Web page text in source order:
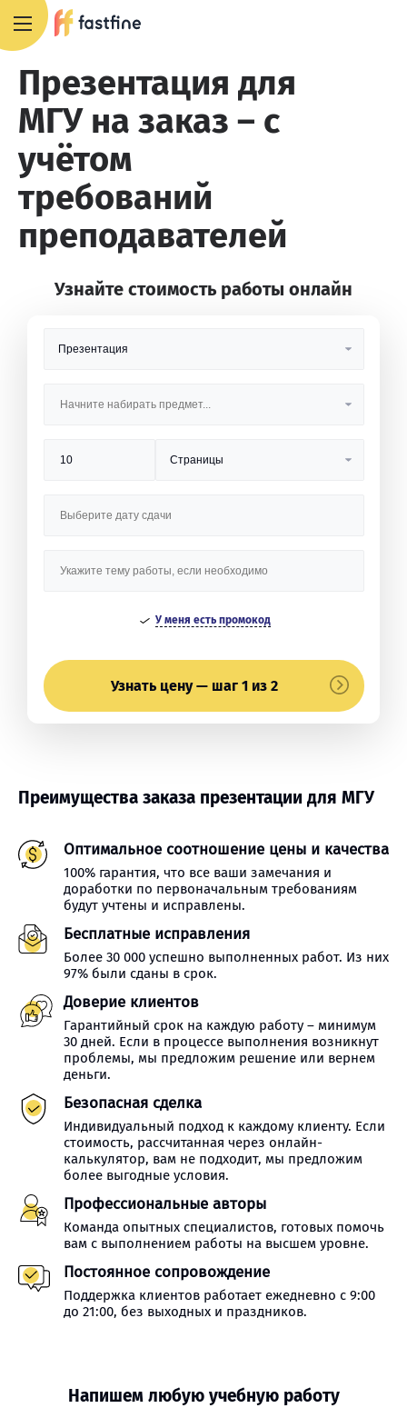
Презентация для
МГУ на заказ – с
учётом
требований
преподавателей
Узнайте стоимость работы онлайн
У меня есть промокод
Узнать цену — шаг 1 из 2
Преимущества заказа презентации для МГУ
Оптимальное соотношение цены и качества
100% гарантия, что все ваши замечания и
доработки по первоначальным требованиям
будут учтены и исправлены.
Бесплатные исправления
Более 30 000 успешно выполненных работ. Из них
97% были сданы в срок.
Доверие клиентов
Гарантийный срок на каждую работу – минимум
30 дней. Если в процессе выполнения возникнут
проблемы, мы предложим решение или вернем
деньги.
Безопасная сделка
Индивидуальный подход к каждому клиенту. Если
стоимость, рассчитанная через онлайн-
калькулятор, вам не подходит, мы предложим
более выгодные условия.
Профессиональные авторы
Команда опытных специалистов, готовых помочь
вам с выполнением работы на высшем уровне.
Постоянное сопровождение
Поддержка клиентов работает ежедневно с 9:00
до 21:00, без выходных и праздников.
Напишем любую учебную работу